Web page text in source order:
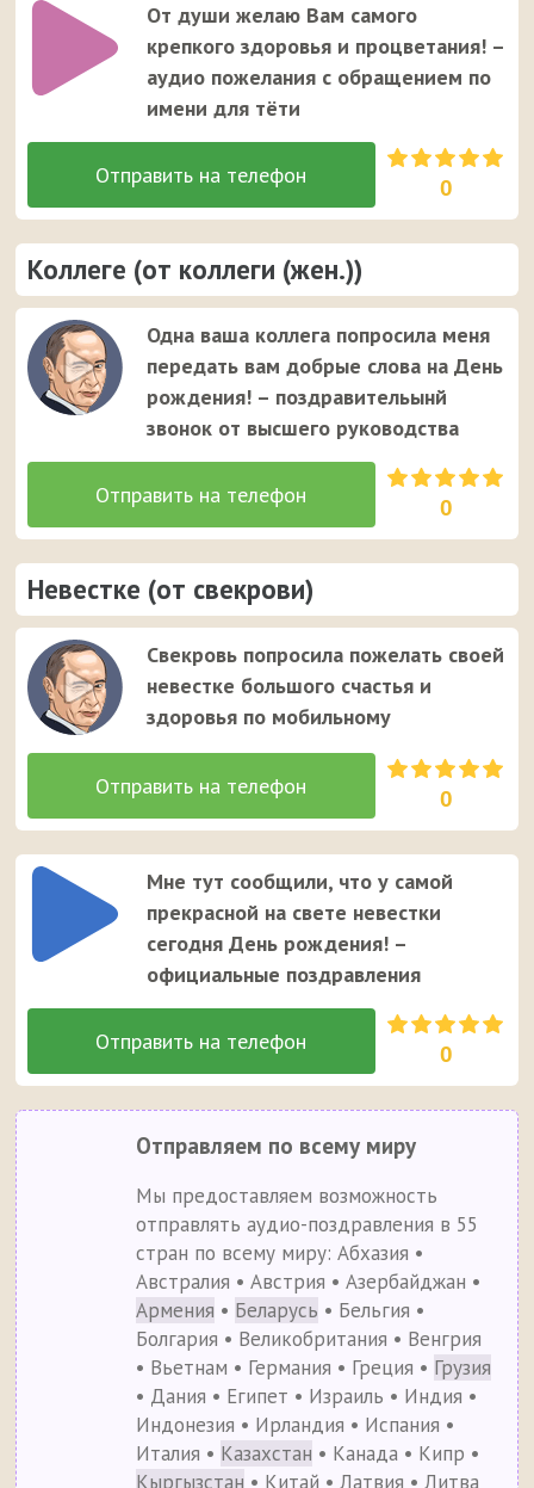
От души желаю Вам самого
крепкого здоровья и процветания! –
аудио пожелания с обращением по
имени для тёти
0
Коллеге (от коллеги (жен.))
Одна ваша коллега попросила меня
передать вам добрые слова на День
рождения! – поздравительынй
звонок от высшего руководства
0
Невестке (от свекрови)
Свекровь попросила пожелать своей
невестке большого счастья и
здоровья по мобильному
0
Мне тут сообщили, что у самой
прекрасной на свете невестки
сегодня День рождения! –
официальные поздравления
0
Отправляем по всему миру
Мы предоставляем возможность
отправлять аудио-поздравления в 55
стран по всему миру: Абхазия •
Австралия • Австрия • Азербайджан •
Армения • Беларусь • Бельгия •
Болгария • Великобритания • Венгрия
• Вьетнам • Германия • Греция • Грузия
• Дания • Египет • Израиль • Индия •
Индонезия • Ирландия • Испания •
Италия • Казахстан • Канада • Кипр •
Кыргызстан • Китай • Латвия • Литва